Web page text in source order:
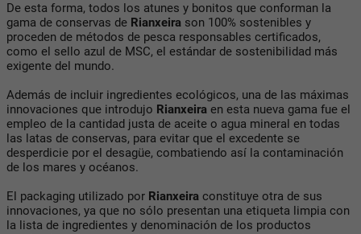
De esta forma, todos los atunes y bonitos que conforman la
gama de conservas de Rianxeira son 100% sostenibles y
proceden de métodos de pesca responsables certificados,
como el sello azul de MSC, el estándar de sostenibilidad más
exigente del mundo.
Además de incluir ingredientes ecológicos, una de las máximas
innovaciones que introdujo Rianxeira en esta nueva gama fue el
empleo de la cantidad justa de aceite o agua mineral en todas
las latas de conservas, para evitar que el excedente se
desperdicie por el desagüe, combatiendo así la contaminación
de los mares y océanos.
El packaging utilizado por Rianxeira constituye otra de sus
innovaciones, ya que no sólo presentan una etiqueta limpia con
la lista de ingredientes y denominación de los productos